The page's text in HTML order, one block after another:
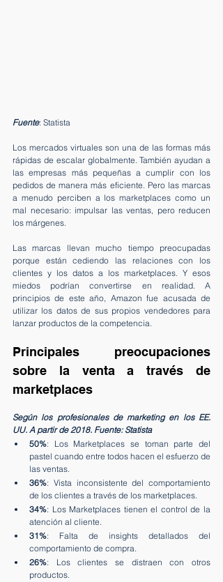
Fuente: Statista
Los mercados virtuales son una de las formas más
rápidas de escalar globalmente. También ayudan a
las empresas más pequeñas a cumplir con los
pedidos de manera más eficiente. Pero las marcas
a menudo perciben a los marketplaces como un
mal necesario: impulsar las ventas, pero reducen
los márgenes.
Las marcas llevan mucho tiempo preocupadas
porque están cediendo las relaciones con los
clientes y los datos a los marketplaces. Y esos
miedos podrían convertirse en realidad. A
principios de este año, Amazon fue acusada de
utilizar los datos de sus propios vendedores para
lanzar productos de la competencia.
Principales preocupaciones
sobre la venta a través de
marketplaces
Según los profesionales de marketing en los EE.
UU. A partir de 2018. Fuente: Statista
50%: Los Marketplaces se toman parte del
pastel cuando entre todos hacen el esfuerzo de
las ventas.
36%: Vista inconsistente del comportamiento
de los clientes a través de los marketplaces.
34%: Los Marketplaces tienen el control de la
atención al cliente.
31%: Falta de insights detallados del
comportamiento de compra.
26%: Los clientes se distraen con otros
productos.